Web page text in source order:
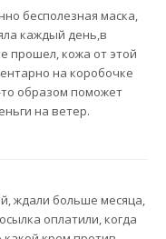
бесполезная маска,
каждый день,в
прошел, кожа от этой
на коробочке
образом поможет
на ветер.
ждали больше месяца,
оплатили, когда